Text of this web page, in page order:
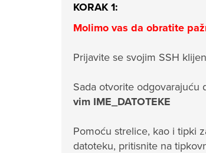
KORAK 1:
Molimo vas da obratite
Prijavite se svojim SSH
Sada otvorite
vim IME_DATOTEKE
Pomoću strelice, kao i tipki
datoteku, pritisnite na